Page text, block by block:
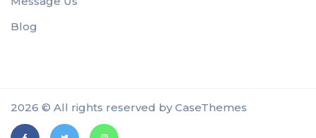
Blog
2026 © All rights reserved byCaseThemes